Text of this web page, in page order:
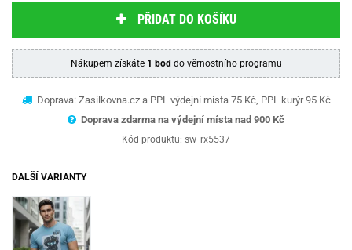
PŘIDAT DO KOŠÍKU
Nákupem získáte 1 bod do věrnostního programu
Doprava: Zasilkovna.cz a PPL výdejní místa 75 Kč, PPL kurýr 95 Kč
Doprava zdarma na výdejní místa nad 900 Kč
Kód produktu: sw_rx5537
DALŠÍ VARIANTY